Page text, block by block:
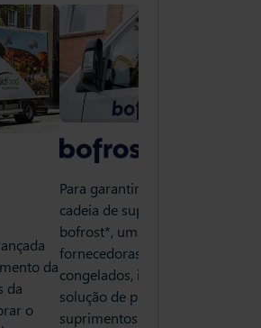
a eficiência de sua
suprimentos, a
uma das principais
de alimentos
implementou a
planejamento de
da Slimstock para